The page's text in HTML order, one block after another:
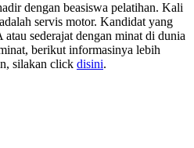
dengan beasiswa pelatihan. Kali
servis motor. Kandidat yang
sederajat dengan minat di dunia
berikut informasinya lebih
silakan click disini.